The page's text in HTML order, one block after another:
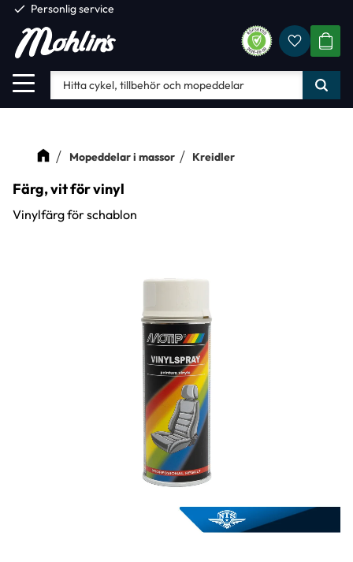
Meny
check Personlig service
Mopeddelar i massor Kreidler
Färg, vit för vinyl
Vinylfärg för schablon